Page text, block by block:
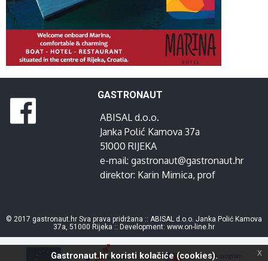
GASTRONAUT
ABISAL d.o.o.
Janka Polić Kamova 37a
51000 RIJEKA
e-mail: gastronaut@gastronaut.hr
direktor: Karin Mimica, prof
© 2017 gastronaut.hr Sva prava pridržana :: ABISAL d.o.o. Janka Polić Kamova
37a, 51000 Rijeka :: Development: www.on-line.hr
Gastronaut.hr koristi kolačiće (cookies). x